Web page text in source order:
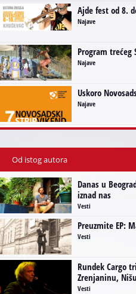
Ajde fest od 8.
Najave
Program
Najave
Uskoro
Najave
Od istog autora
Danas u
iznad nas
Vesti
Preuzmite EP:
Vesti
Rundek Cargo
Zrenjaninu,
Vesti